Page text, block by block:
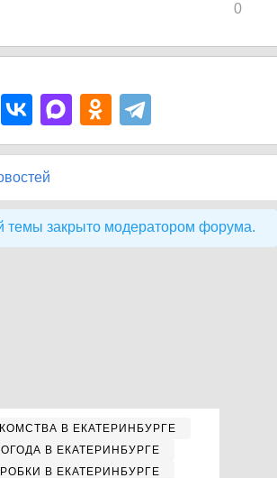
0
темы закрыто модератором форума.
В ЕКАТЕРИНБУРГЕ
В ЕКАТЕРИНБУРГЕ
В ЕКАТЕРИНБУРГЕ